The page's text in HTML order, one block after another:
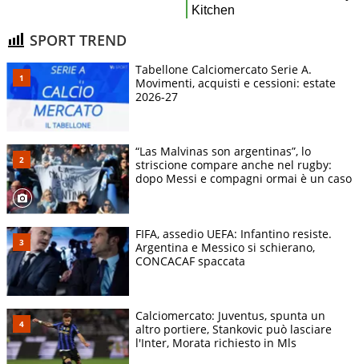
SPORT TREND
Tabellone Calciomercato Serie A.
Movimenti, acquisti e cessioni: estate
2026-27
“Las Malvinas son argentinas”, lo
striscione compare anche nel rugby:
dopo Messi e compagni ormai è un caso
FIFA, assedio UEFA: Infantino resiste.
Argentina e Messico si schierano,
CONCACAF spaccata
Calciomercato: Juventus, spunta un
altro portiere, Stankovic può lasciare
l'Inter, Morata richiesto in Mls